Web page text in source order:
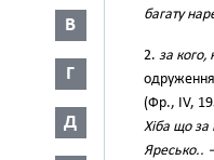
В
Г
Д
багату
2. за кого,
(Фр., IV,
Хіба що за
Яресько..